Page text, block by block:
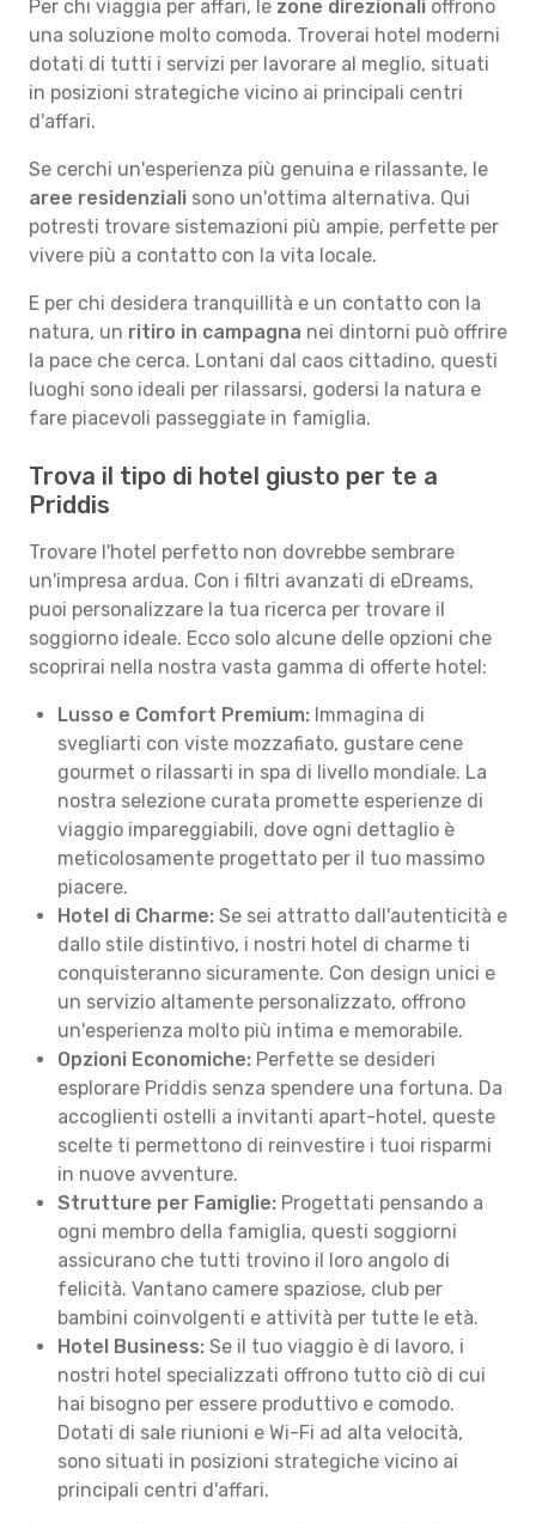
Per chi viaggia per affari, le zone direzionali offrono
una soluzione molto comoda. Troverai hotel moderni
dotati di tutti i servizi per lavorare al meglio, situati
in posizioni strategiche vicino ai principali centri
d'affari.
Se cerchi un'esperienza più genuina e rilassante, le
aree residenziali sono un'ottima alternativa. Qui
potresti trovare sistemazioni più ampie, perfette per
vivere più a contatto con la vita locale.
E per chi desidera tranquillità e un contatto con la
natura, un ritiro in campagna nei dintorni può offrire
la pace che cerca. Lontani dal caos cittadino, questi
luoghi sono ideali per rilassarsi, godersi la natura e
fare piacevoli passeggiate in famiglia.
Trova il tipo di hotel giusto per te a
Priddis
Trovare l'hotel perfetto non dovrebbe sembrare
un'impresa ardua. Con i filtri avanzati di eDreams,
puoi personalizzare la tua ricerca per trovare il
soggiorno ideale. Ecco solo alcune delle opzioni che
scoprirai nella nostra vasta gamma di offerte hotel:
Lusso e Comfort Premium: Immagina di
svegliarti con viste mozzafiato, gustare cene
gourmet o rilassarti in spa di livello mondiale. La
nostra selezione curata promette esperienze di
viaggio impareggiabili, dove ogni dettaglio è
meticolosamente progettato per il tuo massimo
piacere.
Hotel di Charme: Se sei attratto dall'autenticità e
dallo stile distintivo, i nostri hotel di charme ti
conquisteranno sicuramente. Con design unici e
un servizio altamente personalizzato, offrono
un'esperienza molto più intima e memorabile.
Opzioni Economiche: Perfette se desideri
esplorare Priddis senza spendere una fortuna. Da
accoglienti ostelli a invitanti apart-hotel, queste
scelte ti permettono di reinvestire i tuoi risparmi
in nuove avventure.
Strutture per Famiglie: Progettati pensando a
ogni membro della famiglia, questi soggiorni
assicurano che tutti trovino il loro angolo di
felicità. Vantano camere spaziose, club per
bambini coinvolgenti e attività per tutte le età.
Hotel Business: Se il tuo viaggio è di lavoro, i
nostri hotel specializzati offrono tutto ciò di cui
hai bisogno per essere produttivo e comodo.
Dotati di sale riunioni e Wi-Fi ad alta velocità,
sono situati in posizioni strategiche vicino ai
principali centri d'affari.